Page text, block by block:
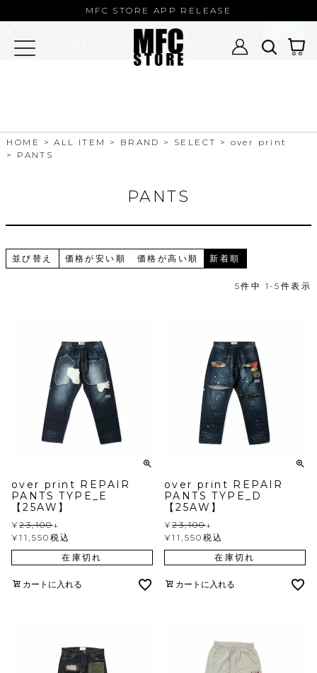
MFC STORE APP RELEASE
HOME ALL ITEM BRAND SELECT
over print
PANTS
PANTS
並び替え 価格が安い順 価格が高い順 新着順
5件中 1 -5 件表示
over print REPAIR
PANTS TYPE_E
【25AW】
¥23,100↓
¥11,550 税込
在庫切れ
カートに入れる
over print REPAIR
PANTS TYPE_D
【25AW】
¥23,100↓
¥11,550 税込
在庫切れ
カートに入れる
MFC STORE
MFC STORE/EXAMPLE 公式アプリ -
Google Play